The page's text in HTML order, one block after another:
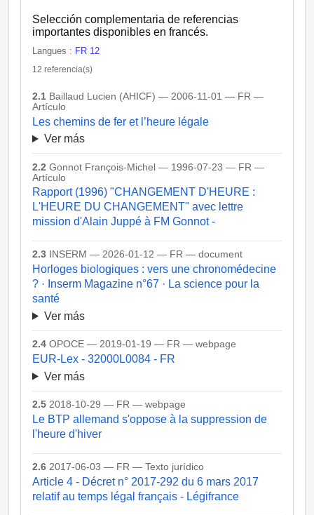
Selección complementaria de referencias
importantes disponibles en francés.
Langues : FR 12
12 referencia(s)
2.1 Baillaud Lucien (AHICF) — 2006-11-01 — FR —
Artículo
Les chemins de fer et l’heure légale
Ver más
2.2 Gonnot François-Michel — 1996-07-23 — FR —
Artículo
Rapport (1996) "CHANGEMENT D'HEURE :
L'HEURE DU CHANGEMENT" avec lettre
mission d'Alain Juppé à FM Gonnot -
2.3 INSERM — 2026-01-12 — FR — document
Horloges biologiques : vers une chronomédecine
? · Inserm Magazine n°67 · La science pour la
santé
Ver más
2.4 OPOCE — 2019-01-19 — FR — webpage
EUR-Lex - 32000L0084 - FR
Ver más
2.5 2018-10-29 — FR — webpage
Le BTP allemand s'oppose à la suppression de
l'heure d'hiver
2.6 2017-06-03 — FR — Texto jurídico
Article 4 - Décret n° 2017-292 du 6 mars 2017
relatif au temps légal français - Légifrance